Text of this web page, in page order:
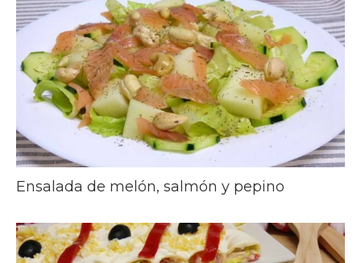
Ensalada de melón, salmón y pepino